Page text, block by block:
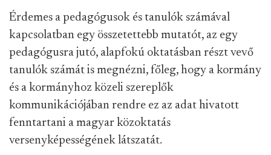
Érdemes a pedagógusok és tanulók számával
kapcsolatban egy összetettebb mutatót, az egy
pedagógusra jutó, alapfokú oktatásban részt vevő
tanulók számát is megnézni, főleg, hogy a kormány
és a kormányhoz közeli szereplők
kommunikációjában rendre ez az adat hivatott
fenntartani a magyar közoktatás
versenyképességének látszatát.